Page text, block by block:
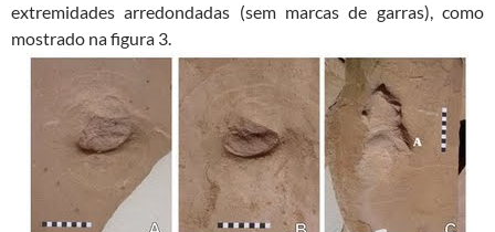
extremidades arredondadas (sem marcas de garras), como
mostrado na figura 3.